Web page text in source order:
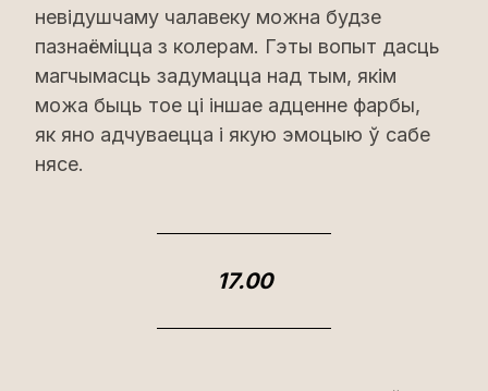
невідушчаму чалавеку можна будзе
пазнаёміцца з колерам. Гэты вопыт дасць
магчымасць задумацца над тым, якім
можа быць тое ці іншае адценне фарбы,
як яно адчуваецца і якую эмоцыю ў сабе
нясе.
17.00